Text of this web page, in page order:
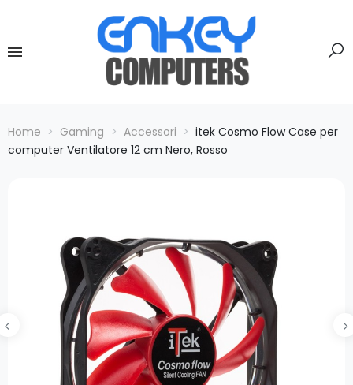
Home Gaming Accessori
itek Cosmo Flow Case per
computer Ventilatore 12 cm Nero, Rosso